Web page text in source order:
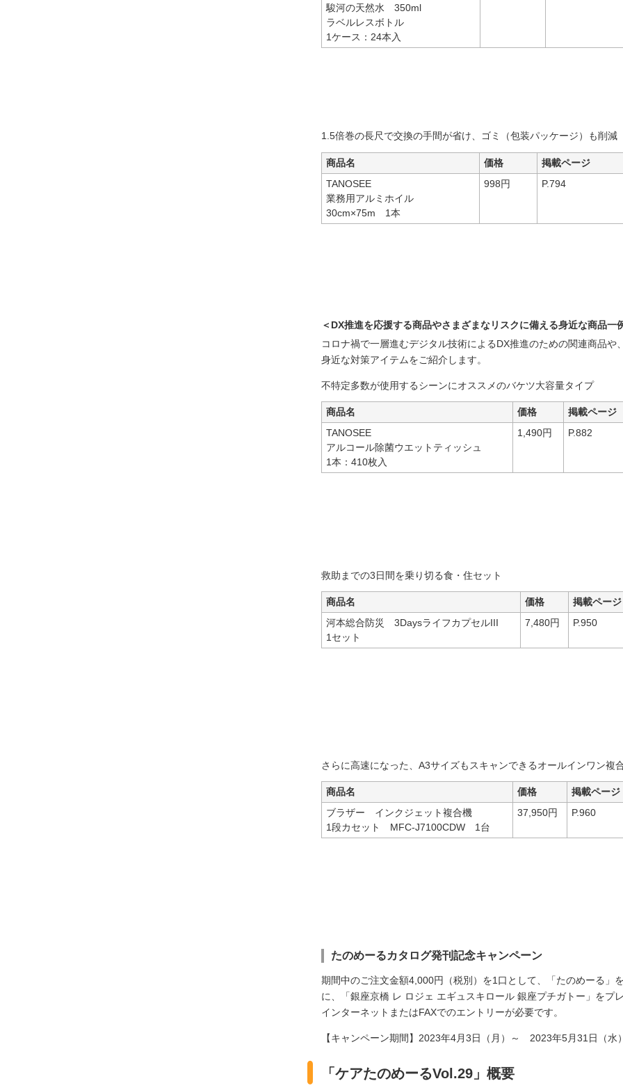
駿河の天然水 350ml
ラベルレスボトル
1ケース：24本入
1.5倍巻の長尺で交換の手間が省け、ゴミ（包装パッケージ）も削減
商品名 価格
掲載ページ
TANOSEE
業務用アルミホイル
30cm×75m 1本
998円 P.794
＜DX推進を応援する商品やさまざまなリスクに備える身近な商品一
コロナ禍で一層進むデジタル技術によるDX推進のための関連商品
身近な対策アイテムをご紹介します。
不特定多数が使用するシーンにオススメのバケツ大容量タイプ
商品名 価格
掲載ページ
TANOSEE
アルコール除菌ウエットティッシュ
1本：410枚入
1,490円 P.882
救助までの3日間を乗り切る食・住セット
商品名 価格
掲載ページ
河本総合防災 3DaysライフカプセルIII
1セット
7,480円 P.950
さらに高速になった、A3サイズもスキャンできるオールインワン複
商品名 価格
掲載ページ
ブラザー インクジェット複合機
1段カセット MFC-J7100CDW 1台
37,950円 P.960
たのめーるカタログ発刊記念キャンペーン
期間中のご注文金額4,000円（税別）を1口として、「たのめーる」
に、「銀座京橋 レ ロジェ エギュスキロール 銀座プチガトー」をプ
インターネットまたはFAXでのエントリーが必要です。
【キャンペーン期間】2023年4月3日（月）～ 2023年5月31日（水
「ケアたのめーるVol.29」概要